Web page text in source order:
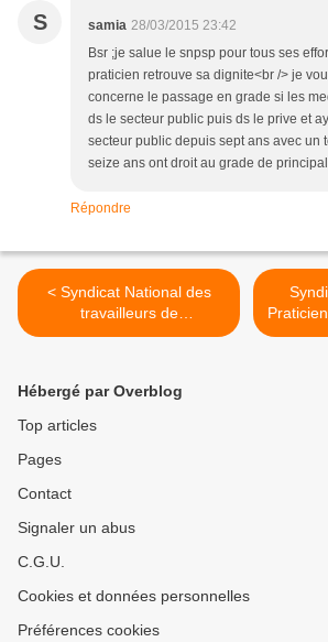
S samia 28/03/2015 23:42
Bsr ;je salue le snpsp pour tous ses
praticien retrouve sa dignite<br /> je
concerne le passage en grade si les
ds le secteur public puis ds le prive et
secteur public depuis sept ans avec un
seize ans ont droit au grade de principal
Répondre
< Syndicat National des
travailleurs de
l'enseignement - SNTE
Santé
Hébergé par Overblog
Top articles
Pages
Contact
Signaler un abus
C.G.U.
Cookies et données personnelles
Préférences cookies